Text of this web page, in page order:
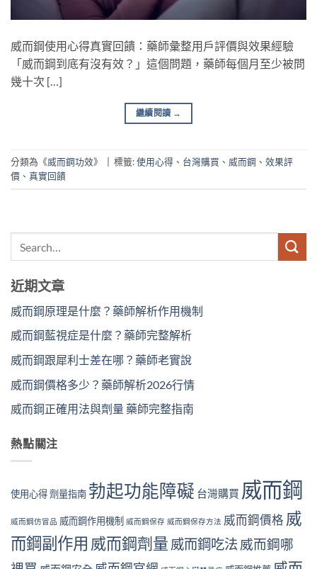
威而鋼使用心得真實回饋：藥師彙整用戶評價與效果經驗
「威而鋼到底有沒有效？」這個問題，藥師每個月至少被問
幾十次 […]
繼續閱讀 →
分類為《威而鋼功效》 標籤:使用心得 、 台灣購買 、 威而鋼 、 效果評
價 、 真實回饋
近期文章
威而鋼原理是什麼？藥師解析作用機制
威而鋼藍視症是什麼？藥師完整解析
威而鋼跟犀利士差在哪？藥師老實說
威而鋼價格多少？藥師解析2026行情
威而鋼正確用法與劑量 藥師完整指南
熱點關注
使用心得劑量指南 勃起功能障礙 台灣購買 威而鋼
威而鋼仿冒品 威而鋼作用機制 威而鋼保存 威而鋼保存方法 威而鋼價格 威
而鋼副作用 威而鋼劑量 威而鋼吃法威而鋼哪